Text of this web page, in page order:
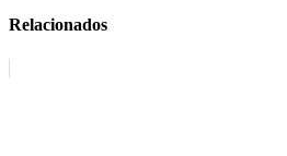
Relacionados